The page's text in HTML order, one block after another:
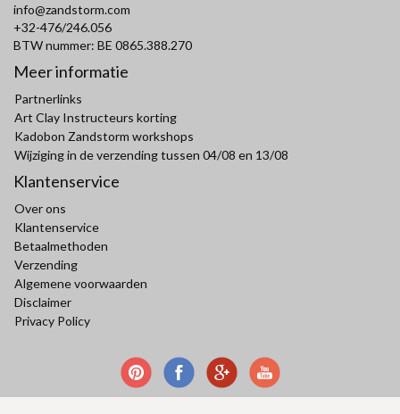
info@zandstorm.com
+32-476/246.056
BTW nummer: BE 0865.388.270
Meer informatie
Partnerlinks
Art Clay Instructeurs korting
Kadobon Zandstorm workshops
Wijziging in de verzending tussen 04/08 en 13/08
Klantenservice
Over ons
Klantenservice
Betaalmethoden
Verzending
Algemene voorwaarden
Disclaimer
Privacy Policy